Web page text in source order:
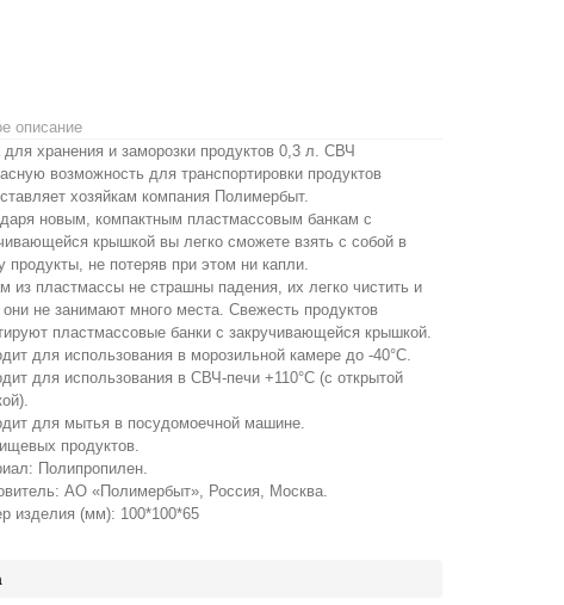
описание
для хранения и заморозки продуктов 0,3 л. СВЧ
возможность для транспортировки продуктов
хозяйкам компания Полимербыт.
новым, компактным пластмассовым банкам с
крышкой вы легко сможете взять с собой в
продукты, не потеряв при этом ни капли.
из пластмассы не страшны падения, их легко чистить и
не занимают много места. Свежесть продуктов
пластмассовые банки с закручивающейся крышкой.
для использования в морозильной камере до -40°C.
для использования в СВЧ-печи +110°C (с открытой
для мытья в посудомоечной машине.
продуктов.
Полипропилен.
АО «Полимербыт», Россия, Москва.
изделия (мм): 100*100*65